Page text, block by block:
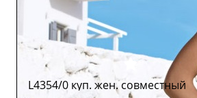
L4354/0 куп. жен. совместный